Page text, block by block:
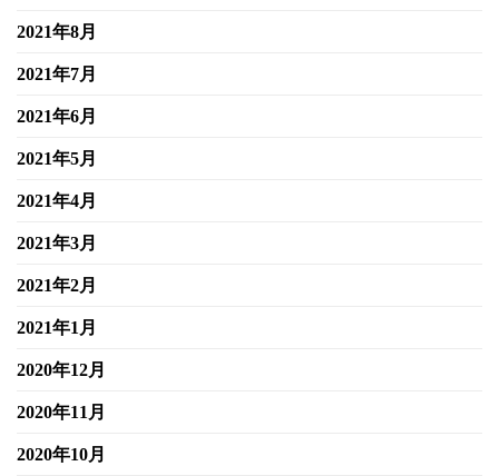
2021年8月
2021年7月
2021年6月
2021年5月
2021年4月
2021年3月
2021年2月
2021年1月
2020年12月
2020年11月
2020年10月